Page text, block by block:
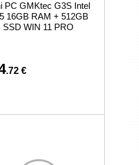
PC GMKtec G3S Intel
16GB RAM + 512GB
SSD WIN 11 PRO
.72 €